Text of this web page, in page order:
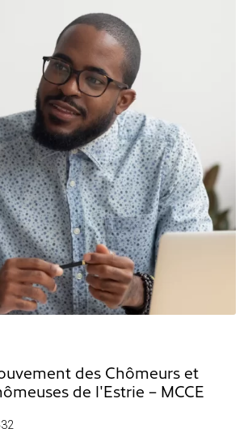
des Chômeurs et
de l'Estrie – MCCE